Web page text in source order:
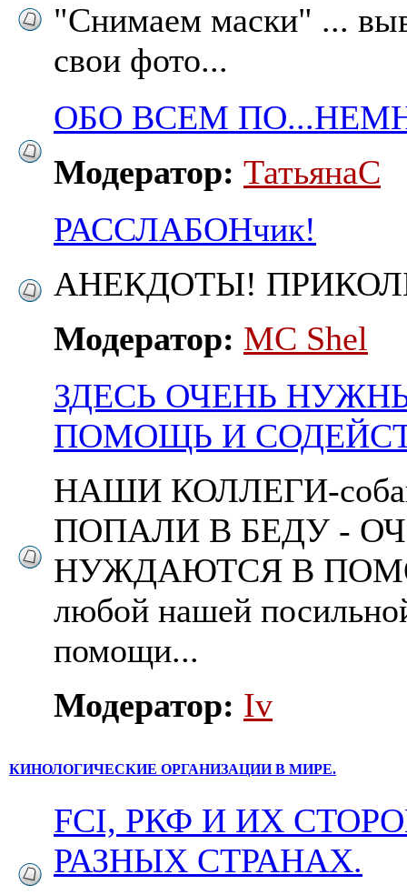
"Снимаем маски" ...
свои фото...
ОБО ВСЕМ
Модератор: ТатьянаC
РАССЛАБОНчик!
АНЕКДОТЫ!
Модератор: MC Shel
ЗДЕСЬ ОЧЕНЬ
ПОМОЩЬ И
НАШИ КОЛЛЕГИ-
ПОПАЛИ В БЕДУ -
НУЖДАЮТСЯ В
любой нашей
помощи...
Модератор: Iv
КИНОЛОГИЧЕСКИЕ ОРГАНИЗАЦИИ В МИРЕ.
FCI, РКФ И ИХ
РАЗНЫХ СТРАНАХ.